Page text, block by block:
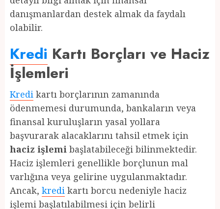
danışmanlardan destek almak da faydalı
olabilir.
Kredi Kartı Borçları ve Haciz
İşlemleri
Kredi kartı borçlarının zamanında
ödenmemesi durumunda, bankaların veya
finansal kuruluşların yasal yollara
başvurarak alacaklarını tahsil etmek için
haciz işlemi başlatabileceği bilinmektedir.
Haciz işlemleri genellikle borçlunun mal
varlığına veya gelirine uygulanmaktadır.
Ancak, kredi kartı borcu nedeniyle haciz
işlemi başlatılabilmesi için belirli